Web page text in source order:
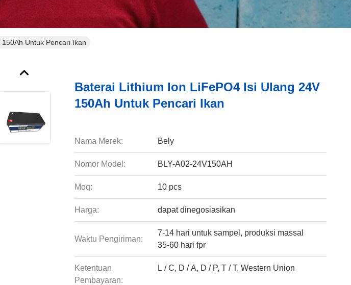
Untuk Pencari Ikan
Baterai Lithium Ion LiFePO4 Isi Ulang 24V
150Ah Untuk Pencari Ikan
Nama Merek: Bely
Nomor Model: BLY-A02-24V150AH
Moq: 10 pcs
Harga: dapat dinegosiasikan
Waktu Pengiriman:
7-14 hari untuk sampel, produksi massal
35-60 hari fpr
Ketentuan
Pembayaran:
L / C, D / A, D / P, T / T, Western Union